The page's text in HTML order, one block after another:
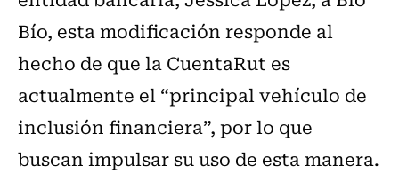
Bío, esta modificación responde al
hecho de que la CuentaRut es
actualmente el “principal vehículo de
inclusión financiera”, por lo que
buscan impulsar su uso de esta manera.